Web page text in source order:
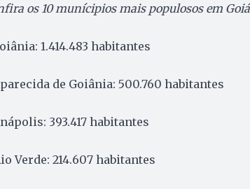
os 10 munícipios mais populosos em
1.414.483 habitantes
de Goiânia: 500.760 habitantes
393.417 habitantes
Verde: 214.607 habitantes